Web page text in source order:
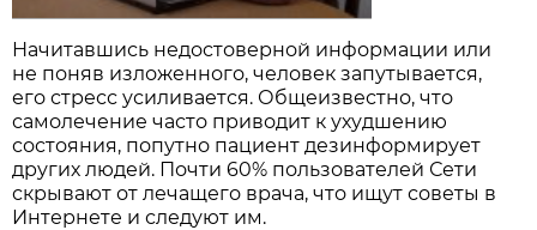
Начитавшись недостоверной информации или
не поняв изложенного, человек запутывается,
его стресс усиливается. Общеизвестно, что
самолечение часто приводит к ухудшению
состояния, попутно пациент дезинформирует
других людей. Почти 60% пользователей Сети
скрывают от лечащего врача, что ищут советы в
Интернете и следуют им.